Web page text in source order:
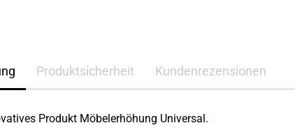
Produktsicherheit Kundenrezensionen
Produkt Möbelerhöhung Universal.